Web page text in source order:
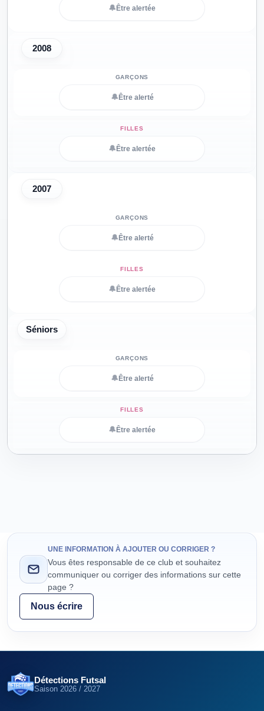
🔔 Être alertée
2008
🔔 Être alerté
🔔 Être alertée
2007
🔔 Être alerté
🔔 Être alertée
Séniors
🔔 Être alerté
🔔 Être alertée
UNE INFORMATION À AJOUTER OU CORRIGER ?
Vous êtes responsable de ce club et souhaitez
communiquer ou corriger des informations sur cette
page ?
Nous écrire
Détections Futsal
Saison 2026 / 2027